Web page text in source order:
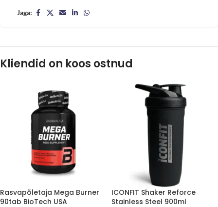
Jaga:
Kliendid on koos ostnud
Rasvapõletaja Mega Burner
90tab BioTech USA
ICONFIT Shaker Reforce
Stainless Steel 900ml